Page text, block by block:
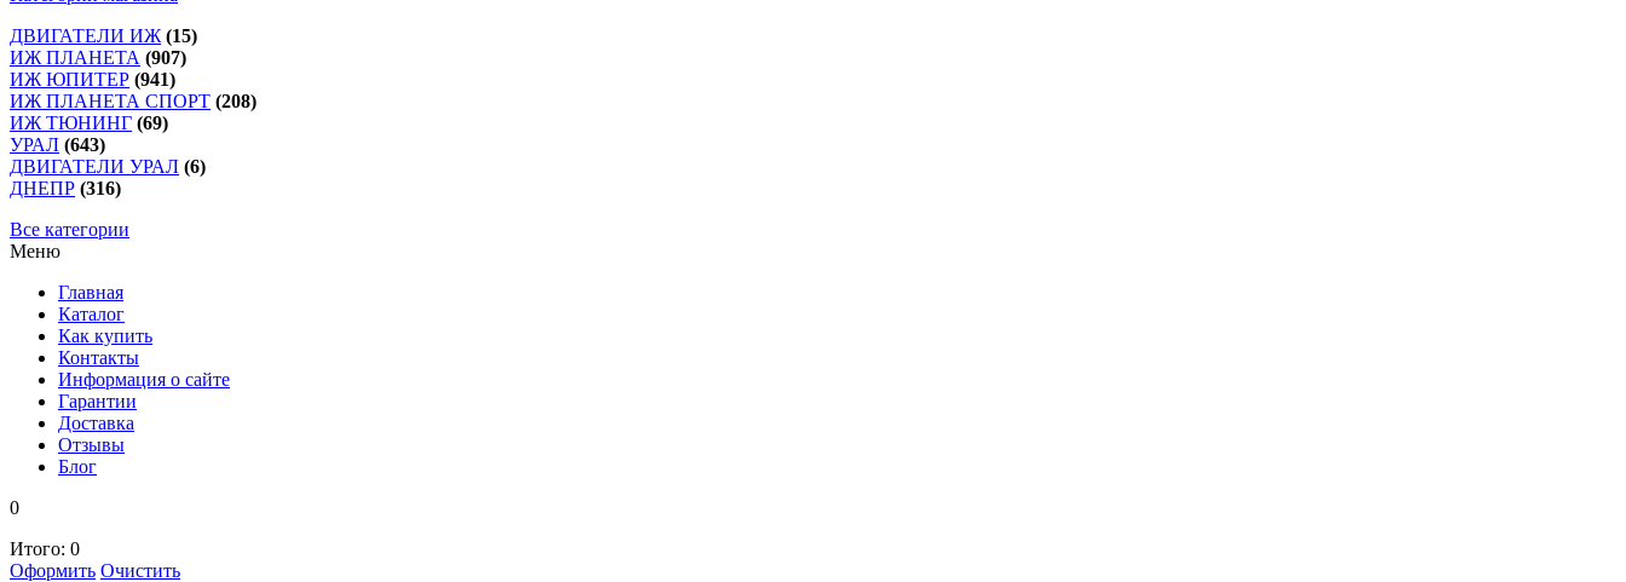
ДВИГАТЕЛИ ИЖ (15)
ИЖ ПЛАНЕТА (907)
ИЖ ЮПИТЕР (941)
ИЖ ПЛАНЕТА СПОРТ (208)
ИЖ ТЮНИНГ (69)
УРАЛ (643)
ДВИГАТЕЛИ УРАЛ (6)
ДНЕПР (316)
Все категории
Меню
Главная
Каталог
Как купить
Контакты
Информация о сайте
Гарантии
Доставка
Отзывы
Блог
0
Итого: 0
Оформить Очистить